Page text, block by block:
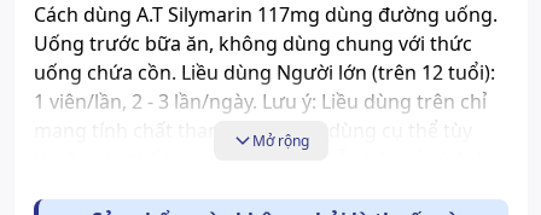
Cách dùng A.T Silymarin 117mg dùng đường uống.
Uống trước bữa ăn, không dùng chung với thức
uống chứa cồn. Liều dùng Người lớn (trên 12 tuổi):
1 viên/lần, 2 - 3 lần/ngày. Lưu ý: Liều dùng trên chỉ
mang tính chất tham khảo. Liều dùng cụ thể tùy
Mở rộng